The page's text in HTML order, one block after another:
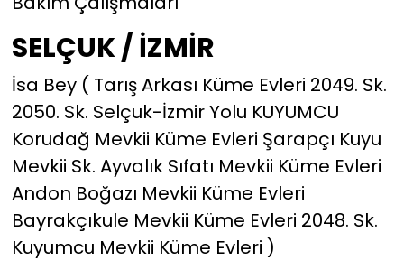
SELÇUK / İZMİR
İsa Bey ( Tarış Arkası Küme Evleri 2049. Sk.
2050. Sk. Selçuk-İzmir Yolu KUYUMCU
Korudağ Mevkii Küme Evleri Şarapçı Kuyu
Mevkii Sk. Ayvalık Sıfatı Mevkii Küme Evleri
Andon Boğazı Mevkii Küme Evleri
Bayrakçıkule Mevkii Küme Evleri 2048. Sk.
Kuyumcu Mevkii Küme Evleri )